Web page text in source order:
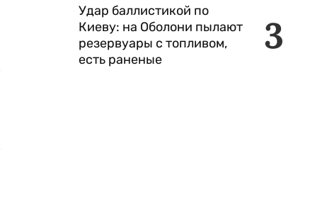
3
Удар баллистикой по
Киеву: на Оболони пылают
резервуары с топливом,
есть раненые